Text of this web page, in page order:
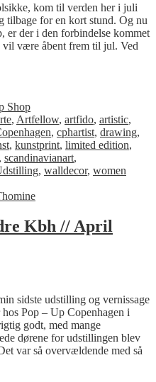
kom til verden her i juli
tilbage for en kort stund. Og nu
er der i den forbindelse kommet
være åbent frem til jul. Ved
Shop
, Artfellow, artfido, artistic,
, cphartist, drawing,
, kunstprint, limited edition,
, scandinavianart,
, walldecor, women
Kbh // April
sidste udstilling og vernissage
Pop – Up Copenhagen i
godt, med mange
dørene for udstillingen blev
var så overvældende med så